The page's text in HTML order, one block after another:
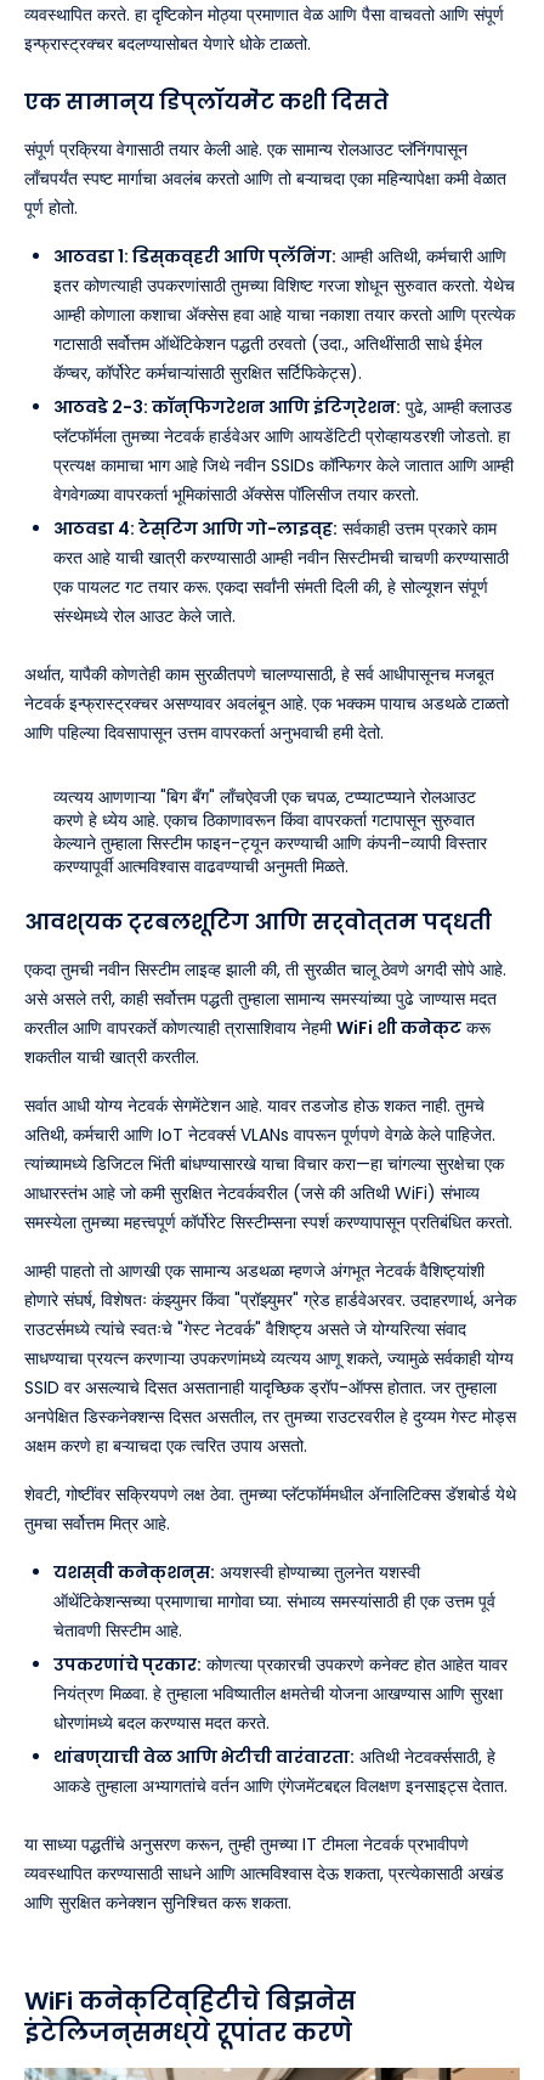
व्यवस्थापित करते. हा दृष्टिकोन मोठ्या प्रमाणात वेळ आणि पैसा वाचवतो आणि संपूर्ण
इन्फ्रास्ट्रक्चर बदलण्यासोबत येणारे धोके टाळतो.
एक सामान्य डिप्लॉयमेंट कशी दिसते
संपूर्ण प्रक्रिया वेगासाठी तयार केली आहे. एक सामान्य रोलआउट प्लॅनिंगपासून
लाँचपर्यंत स्पष्ट मार्गाचा अवलंब करतो आणि तो बऱ्याचदा एका महिन्यापेक्षा कमी वेळात
पूर्ण होतो.
आठवडा 1: डिस्कव्हरी आणि प्लॅनिंग: आम्ही अतिथी, कर्मचारी आणि
इतर कोणत्याही उपकरणांसाठी तुमच्या विशिष्ट गरजा शोधून सुरुवात करतो. येथेच
आम्ही कोणाला कशाचा ॲक्सेस हवा आहे याचा नकाशा तयार करतो आणि प्रत्येक
गटासाठी सर्वोत्तम ऑथेंटिकेशन पद्धती ठरवतो (उदा., अतिथींसाठी साधे ईमेल
कॅप्चर, कॉर्पोरेट कर्मचाऱ्यांसाठी सुरक्षित सर्टिफिकेट्स).
आठवडे 2-3: कॉन्फिगरेशन आणि इंटिग्रेशन: पुढे, आम्ही क्लाउड
प्लॅटफॉर्मला तुमच्या नेटवर्क हार्डवेअर आणि आयडेंटिटी प्रोव्हायडरशी जोडतो. हा
प्रत्यक्ष कामाचा भाग आहे जिथे नवीन SSIDs कॉन्फिगर केले जातात आणि आम्ही
वेगवेगळ्या वापरकर्ता भूमिकांसाठी ॲक्सेस पॉलिसीज तयार करतो.
आठवडा 4: टेस्टिंग आणि गो-लाइव्ह: सर्वकाही उत्तम प्रकारे काम
करत आहे याची खात्री करण्यासाठी आम्ही नवीन सिस्टीमची चाचणी करण्यासाठी
एक पायलट गट तयार करू. एकदा सर्वांनी संमती दिली की, हे सोल्यूशन संपूर्ण
संस्थेमध्ये रोल आउट केले जाते.
अर्थात, यापैकी कोणतेही काम सुरळीतपणे चालण्यासाठी, हे सर्व आधीपासूनच मजबूत
नेटवर्क इन्फ्रास्ट्रक्चर असण्यावर अवलंबून आहे. एक भक्कम पायाच अडथळे टाळतो
आणि पहिल्या दिवसापासून उत्तम वापरकर्ता अनुभवाची हमी देतो.
व्यत्यय आणणाऱ्या "बिग बँग" लाँचऐवजी एक चपळ, टप्प्याटप्प्याने रोलआउट
करणे हे ध्येय आहे. एकाच ठिकाणावरून किंवा वापरकर्ता गटापासून सुरुवात
केल्याने तुम्हाला सिस्टीम फाइन-ट्यून करण्याची आणि कंपनी-व्यापी विस्तार
करण्यापूर्वी आत्मविश्वास वाढवण्याची अनुमती मिळते.
आवश्यक ट्रबलशूटिंग आणि सर्वोत्तम पद्धती
एकदा तुमची नवीन सिस्टीम लाइव्ह झाली की, ती सुरळीत चालू ठेवणे अगदी सोपे आहे.
असे असले तरी, काही सर्वोत्तम पद्धती तुम्हाला सामान्य समस्यांच्या पुढे जाण्यास मदत
करतील आणि वापरकर्ते कोणत्याही त्रासाशिवाय नेहमीWiFi शी कनेक्ट करू
शकतील याची खात्री करतील.
सर्वात आधी योग्य नेटवर्क सेगमेंटेशन आहे. यावर तडजोड होऊ शकत नाही. तुमचे
अतिथी, कर्मचारी आणि IoT नेटवर्क्स VLANs वापरून पूर्णपणे वेगळे केले पाहिजेत.
त्यांच्यामध्ये डिजिटल भिंती बांधण्यासारखे याचा विचार करा—हा चांगल्या सुरक्षेचा एक
आधारस्तंभ आहे जो कमी सुरक्षित नेटवर्कवरील (जसे की अतिथी WiFi) संभाव्य
समस्येला तुमच्या महत्त्वपूर्ण कॉर्पोरेट सिस्टीम्सना स्पर्श करण्यापासून प्रतिबंधित करतो.
आम्ही पाहतो तो आणखी एक सामान्य अडथळा म्हणजे अंगभूत नेटवर्क वैशिष्ट्यांशी
होणारे संघर्ष, विशेषतः कंझ्युमर किंवा "प्रॉझ्युमर" ग्रेड हार्डवेअरवर. उदाहरणार्थ, अनेक
राउटर्समध्ये त्यांचे स्वतःचे "गेस्ट नेटवर्क" वैशिष्ट्य असते जे योग्यरित्या संवाद
साधण्याचा प्रयत्न करणाऱ्या उपकरणांमध्ये व्यत्यय आणू शकते, ज्यामुळे सर्वकाही योग्य
SSID वर असल्याचे दिसत असतानाही यादृच्छिक ड्रॉप-ऑफ्स होतात. जर तुम्हाला
अनपेक्षित डिस्कनेक्शन्स दिसत असतील, तर तुमच्या राउटरवरील हे दुय्यम गेस्ट मोड्स
अक्षम करणे हा बऱ्याचदा एक त्वरित उपाय असतो.
शेवटी, गोष्टींवर सक्रियपणे लक्ष ठेवा. तुमच्या प्लॅटफॉर्ममधील ॲनालिटिक्स डॅशबोर्ड येथे
तुमचा सर्वोत्तम मित्र आहे.
यशस्वी कनेक्शन्स: अयशस्वी होण्याच्या तुलनेत यशस्वी
ऑथेंटिकेशन्सच्या प्रमाणाचा मागोवा घ्या. संभाव्य समस्यांसाठी ही एक उत्तम पूर्व
चेतावणी सिस्टीम आहे.
उपकरणांचे प्रकार: कोणत्या प्रकारची उपकरणे कनेक्ट होत आहेत यावर
नियंत्रण मिळवा. हे तुम्हाला भविष्यातील क्षमतेची योजना आखण्यास आणि सुरक्षा
धोरणांमध्ये बदल करण्यास मदत करते.
थांबण्याची वेळ आणि भेटीची वारंवारता: अतिथी नेटवर्क्ससाठी, हे
आकडे तुम्हाला अभ्यागतांचे वर्तन आणि एंगेजमेंटबद्दल विलक्षण इनसाइट्स देतात.
या साध्या पद्धतींचे अनुसरण करून, तुम्ही तुमच्या IT टीमला नेटवर्क प्रभावीपणे
व्यवस्थापित करण्यासाठी साधने आणि आत्मविश्वास देऊ शकता, प्रत्येकासाठी अखंड
आणि सुरक्षित कनेक्शन सुनिश्चित करू शकता.
WiFi कनेक्टिव्हिटीचे बिझनेस
इंटेलिजन्समध्ये रूपांतर करणे